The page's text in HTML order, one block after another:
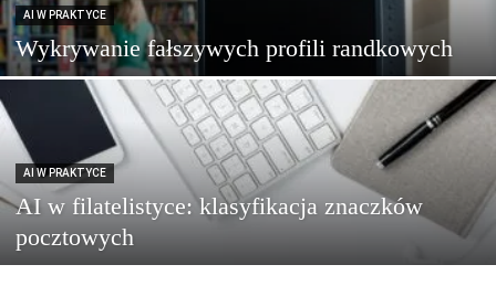
AI W PRAKTYCE
Wykrywanie fałszywych profili randkowych
AI W PRAKTYCE
AI w filatelistyce: klasyfikacja znaczków
pocztowych